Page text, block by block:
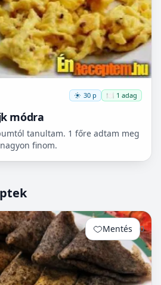
30 p 🍽️ 1 adag
módra
tanultam. 1 főre adtam meg
finom.
Mentés 0